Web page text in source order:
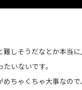
難しそうだなとか本当
いないです。
ちゃくちゃ大事なので